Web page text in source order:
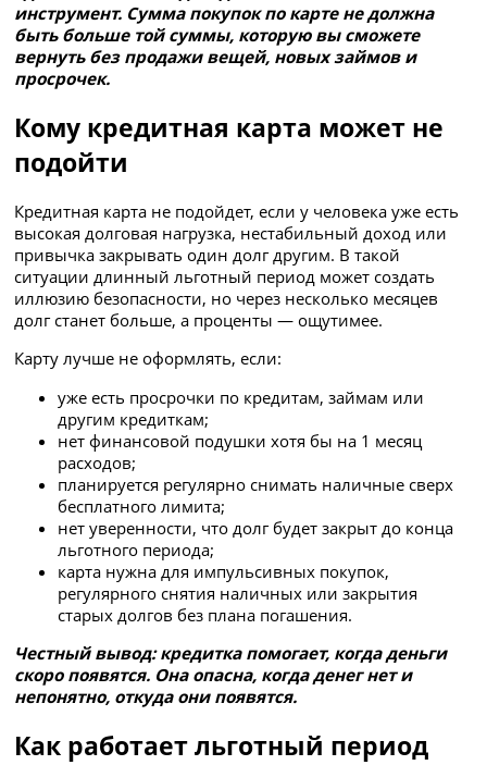
инструмент. Сумма покупок по карте не должна
быть больше той суммы, которую вы сможете
вернуть без продажи вещей, новых займов и
просрочек.
Кому кредитная карта может не
подойти
Кредитная карта не подойдет, если у человека уже есть
высокая долговая нагрузка, нестабильный доход или
привычка закрывать один долг другим. В такой
ситуации длинный льготный период может создать
иллюзию безопасности, но через несколько месяцев
долг станет больше, а проценты — ощутимее.
Карту лучше не оформлять, если:
уже есть просрочки по кредитам, займам или
другим кредиткам;
нет финансовой подушки хотя бы на 1 месяц
расходов;
планируется регулярно снимать наличные сверх
бесплатного лимита;
нет уверенности, что долг будет закрыт до конца
льготного периода;
карта нужна для импульсивных покупок,
регулярного снятия наличных или закрытия
старых долгов без плана погашения.
Честный вывод: кредитка помогает, когда деньги
скоро появятся. Она опасна, когда денег нет и
непонятно, откуда они появятся.
Как работает льготный период